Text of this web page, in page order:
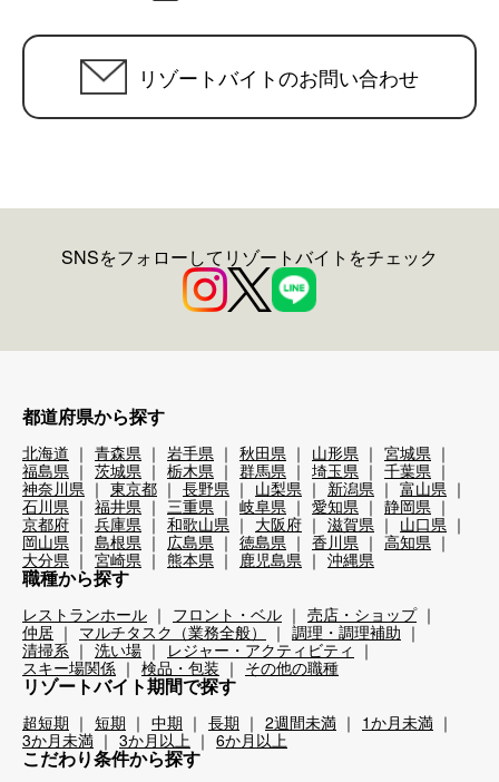
リゾートバイトのお問い合わせ
SNSをフォローしてリゾートバイトをチェック
都道府県から探す
北海道 青森県 岩手県 秋田県 山形県
宮城県
福島県
茨城県 栃木県 群馬県 埼玉県
千葉県
神奈川県
東京都 長野県 山梨県 新潟県
富山県
石川県
福井県 三重県 岐阜県 愛知県
静岡県
京都府
兵庫県 和歌山県 大阪府 滋賀県
山口県
岡山県
島根県 広島県 徳島県 香川県
高知県
大分県
宮崎県 熊本県 鹿児島県 沖縄県
職種から探す
レストランホール フロント・ベル
売店・ショップ
仲居
マルチタスク（業務全般）
調理・調理補助
清掃系
洗い場
レジャー・アクティビティ
スキー場関係
検品・包装 その他の職種
リゾートバイト期間で探す
超短期 短期 中期 長期 2週間未満
1か月未満
3か月未満
3か月以上 6か月以上
こだわり条件から探す